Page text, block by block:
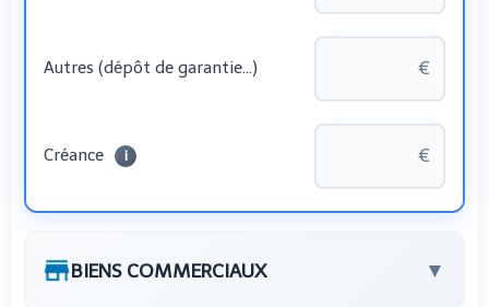
Autres (dépôt de garantie...)
Créance i
BIENS COMMERCIAUX ▼